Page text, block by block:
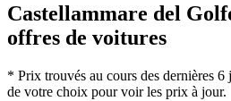
Castellammare del
offres de voitures
* Prix trouvés au cours des dernières
de votre choix pour voir les prix à jour.